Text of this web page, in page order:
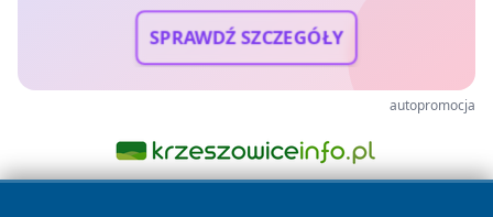
SPRAWDŹ SZCZEGÓŁY
autopromocja